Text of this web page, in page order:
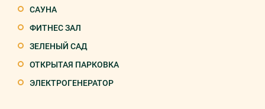
САУНА
ФИТНЕС ЗАЛ
ЗЕЛЕНЫЙ САД
ОТКРЫТАЯ ПАРКОВКА
ЭЛЕКТРОГЕНЕРАТОР